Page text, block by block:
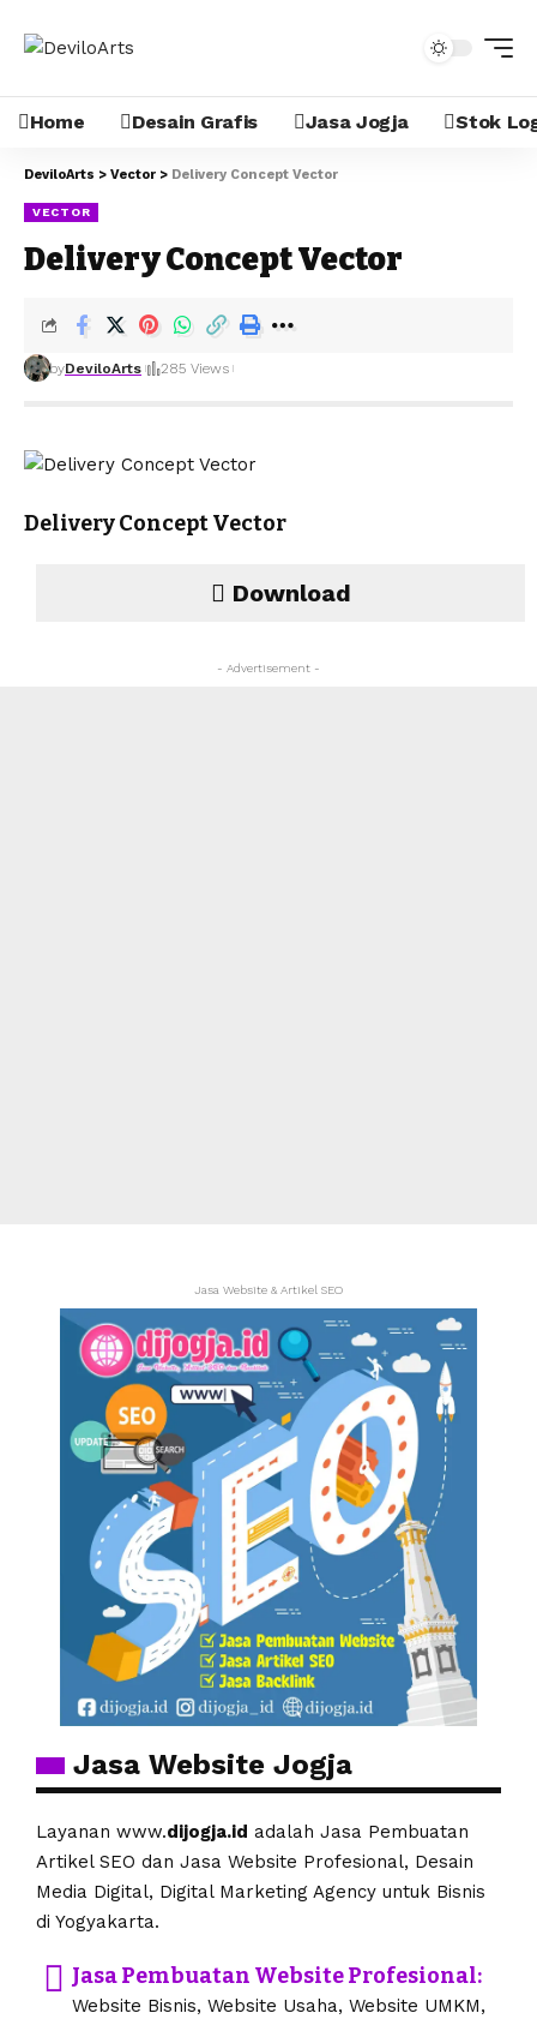
Home Desain Grafis Jasa Jogja Stok
DeviloArts > Vector > Delivery Concept Vector
VECTOR
Delivery Concept Vector
byDeviloArts 285 Views
Delivery Concept Vector
Download
- Advertisement -
Jasa Website & Artikel SEO
Jasa Website Jogja
Layanan www.dijogja.id adalah Jasa Pembuatan
Artikel SEO dan Jasa Website Profesional, Desain
Media Digital, Digital Marketing Agency untuk Bisnis
di Yogyakarta.
Jasa Pembuatan Website Profesional:
Website Bisnis, Website Usaha, Website UMKM,